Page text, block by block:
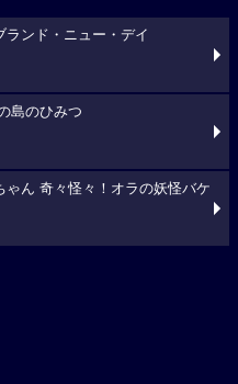
ンド・ニュー・デイ
島のひみつ
ん 奇々怪々！オラの妖怪バケ